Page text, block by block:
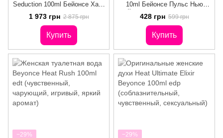
Seduction 100ml Бейонсе Харт
Седакшн
1 973 грн 2 875 грн
Купить
10ml Бейонсе Пульс Нью
Йорка Распив/ Отливант
428 грн 599 грн
Купить
−29% −29%